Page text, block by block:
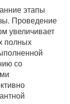
этапы
Проведение
увеличивает
полных
со